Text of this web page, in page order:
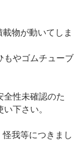
物が動いてしま
もやゴムチューブ
性未確認のた
下さい。
我等につきまし